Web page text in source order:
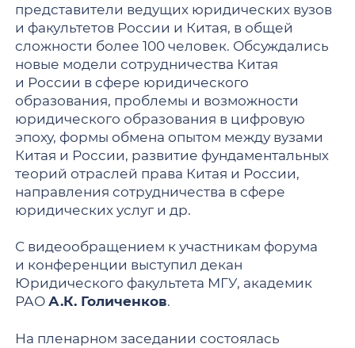
представители ведущих юридических вузов
и факультетов России и Китая, в общей
сложности более 100 человек. Обсуждались
новые модели сотрудничества Китая
и России в сфере юридического
образования, проблемы и возможности
юридического образования в цифровую
эпоху, формы обмена опытом между вузами
Китая и России, развитие фундаментальных
теорий отраслей права Китая и России,
направления сотрудничества в сфере
юридических услуг и др.
С видеообращением к участникам форума
и конференции выступил декан
Юридического факультета МГУ, академик
РАОА.К. Голиченков.
На пленарном заседании состоялась